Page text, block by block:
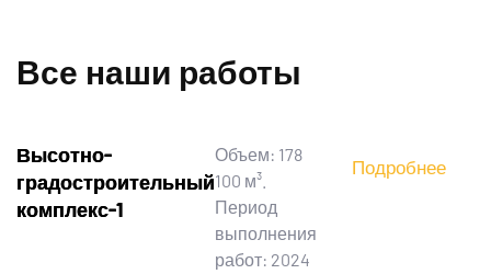
Все наши работы
Высотно-
градостроительный
комплекс-1
Объем: 178
100 м³.
Период
выполнения
работ: 2024
Подробнее